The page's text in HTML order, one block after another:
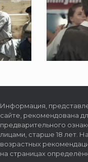
Информация,
сайте, рекомендована
предварительного
лицами, старше 18 лет.
возрастных
на страницах